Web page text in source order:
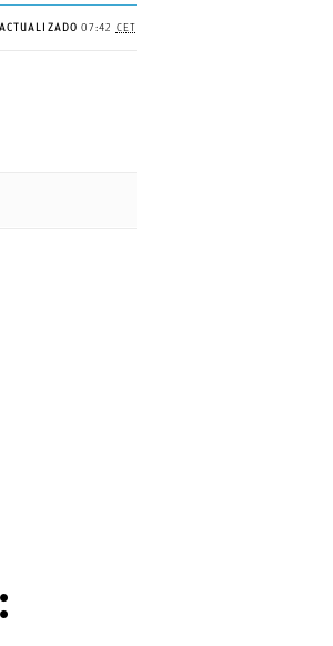
ACTUALIZADO 07:42 CET